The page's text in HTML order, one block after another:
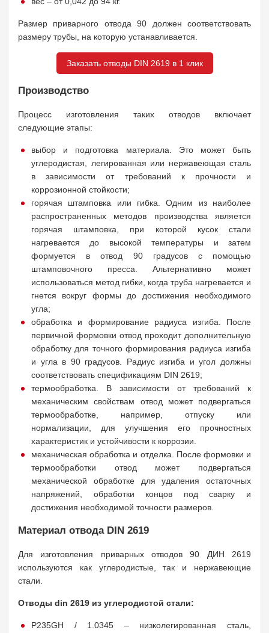
Размер приварного отвода 90 должен соответствовать
размеру трубы, на которую устанавливается.
Заказать отводы DIN 2619 в 1 клик
Производство
Процесс изготовления таких отводов включает
следующие этапы:
выбор и подготовка материала. Это может быть
углеродистая, легированная или нержавеющая сталь
в зависимости от требований к прочности и
коррозионной стойкости;
горячая штамповка или гибка. Одним из наиболее
распространенных методов производства является
горячая штамповка, при которой кусок стали
нагревается до высокой температуры и затем
формуется в отвод 90 градусов с помощью
штамповочного пресса. Альтернативно может
использоваться метод гибки, когда труба нагревается и
гнется вокруг формы до достижения необходимого
угла;
обработка и формирование радиуса изгиба. После
первичной формовки отвод проходит дополнительную
обработку для точного формирования радиуса изгиба
и угла в 90 градусов. Радиус изгиба и угол должны
соответствовать спецификациям DIN 2619;
термообработка. В зависимости от требований к
механическим свойствам отвод может подвергаться
термообработке, например, отпуску или
нормализации, для улучшения его прочностных
характеристик и устойчивости к коррозии.
механическая обработка и отделка. После формовки и
термообработки отвод может подвергаться
механической обработке для удаления остаточных
напряжений, обработки концов под сварку и
достижения необходимой точности размеров.
Материал отвода DIN 2619
Для изготовления приварных отводов 90 ДИН 2619
используются как углеродистые, так и нержавеющие
стали.
Отводы din 2619 из углеродистой стали:
P235GH / 1.0345 – низколегированная сталь,